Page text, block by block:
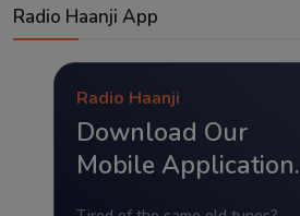
Radio Haanji App
Radio Haanji
Download Our
Mobile Application.